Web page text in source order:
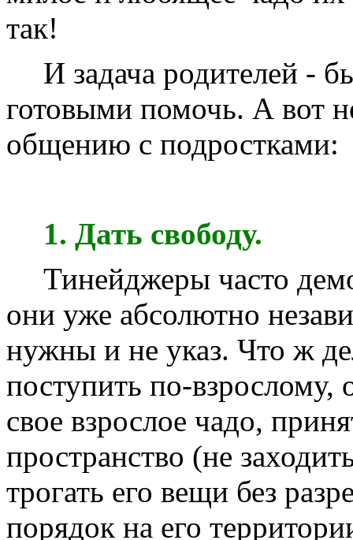
так!
И задача родителей -
готовыми помочь. А вот
общению с подростками:
1. Дать свободу.
Тинейджеры часто
они уже абсолютно
нужны и не указ. Что ж
поступить по-взрослому,
свое взрослое чадо,
пространство (не
трогать его вещи без
порядок на его